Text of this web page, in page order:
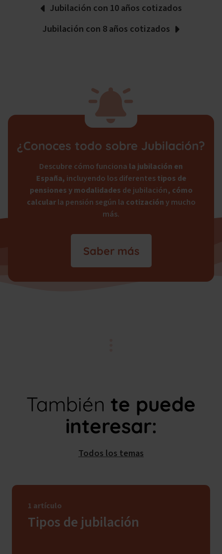
Jubilación con 10 años cotizados
Jubilación con 8 años cotizados
¿Conoces todo sobre Jubilación?
Descubre cómo funciona la jubilación en
España, incluyendo los diferentes tipos de
pensiones y modalidades de jubilación, cómo
calcularla pensión según la cotizacióny mucho
más.
Saber más
También te puede
interesar:
Todos los temas
1 artículo
Tipos de jubilación